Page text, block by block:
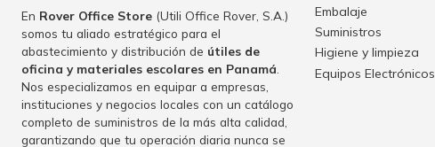
En Rover Office Store (Utili Office Rover, S.A.)
somos tu aliado estratégico para el
abastecimiento y distribución de útiles de
oficina y materiales escolares en Panamá.
Nos especializamos en equipar a empresas,
instituciones y negocios locales con un catálogo
completo de suministros de la más alta calidad,
garantizando que tu operación diaria nunca se
Embalaje
Suministros
Higiene y limpieza
Equipos Electrónicos